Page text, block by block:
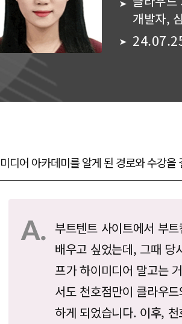
개발자,
디어 아카데미를 알게 된 경로와 수강을
부트텐트 사이트에서 부
배우고 싶었는데, 그때 당
프가 하이미디어 말고는
서도 천호점만이 클라우
하게 되었습니다. 이후,